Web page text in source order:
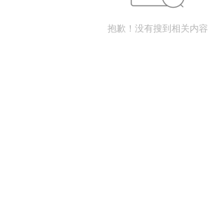
抱歉！没有搜到相关内容